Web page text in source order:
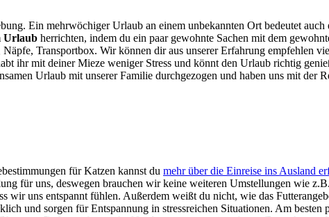
Ein mehrwöchiger Urlaub an einem unbekannten Ort bedeutet auch
Urlaub herrichten, indem du ein paar gewohnte Sachen mit dem
Transportbox. Wir können dir aus unserer Erfahrung empfehlen
ihr mit deiner Mieze weniger Stress und könnt den Urlaub richtig
Urlaub mit unserer Familie durchgezogen und haben uns mit der
für Katzen kannst du mehr über die Einreise ins Ausland
für uns, deswegen brauchen wir keine weiteren Umstellungen wie
wir uns entspannt fühlen. Außerdem weißt du nicht, wie das
und sorgen für Entspannung in stressreichen Situationen. Am besten